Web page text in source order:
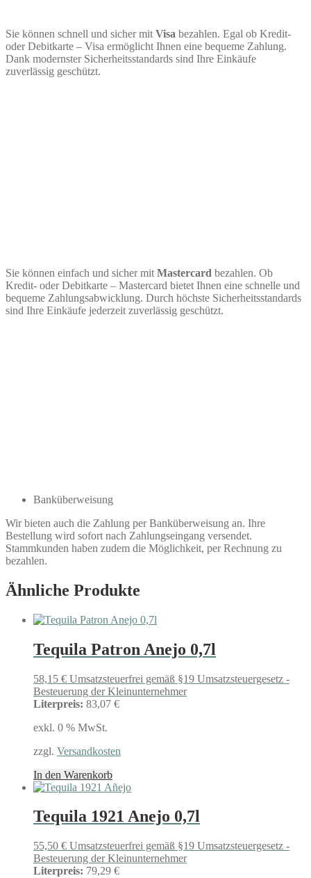
Sie können schnell und sicher mit Visa bezahlen. Egal ob Kredit-
oder Debitkarte – Visa ermöglicht Ihnen eine bequeme Zahlung.
Dank modernster Sicherheitsstandards sind Ihre Einkäufe
zuverlässig geschützt.
Sie können einfach und sicher mit Mastercard bezahlen. Ob
Kredit- oder Debitkarte – Mastercard bietet Ihnen eine schnelle und
bequeme Zahlungsabwicklung. Durch höchste Sicherheitsstandards
sind Ihre Einkäufe jederzeit zuverlässig geschützt.
Banküberweisung
Wir bieten auch die Zahlung per Banküberweisung an. Ihre
Bestellung wird sofort nach Zahlungseingang versendet.
Stammkunden haben zudem die Möglichkeit, per Rechnung zu
bezahlen.
Ähnliche Produkte
Tequila Patron Anejo 0,7l
58,15 € Umsatzsteuerfrei gemäß §19 Umsatzsteuergesetz -
Besteuerung der Kleinunternehmer
Literpreis: 83,07 €
exkl. 0 % MwSt.
zzgl. Versandkosten
In den Warenkorb
Tequila 1921 Anejo 0,7l
55,50 € Umsatzsteuerfrei gemäß §19 Umsatzsteuergesetz -
Besteuerung der Kleinunternehmer
Literpreis: 79,29 €